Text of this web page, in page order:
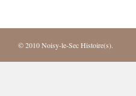
© 2010Noisy-le-Sec Histoire(s).